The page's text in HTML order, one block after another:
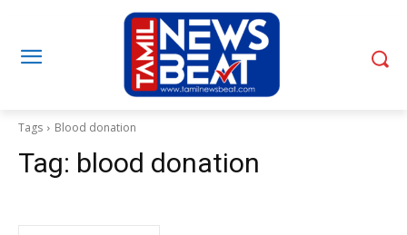
Tags Blood donation
Tag: blood donation